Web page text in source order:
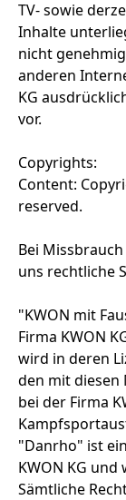
TV- sowie
Inhalte
nicht
anderen
KG
vor.
Copyrights:
Content:
reserved.
Bei
uns rechtliche
"KWON mit
Firma KWON
wird in deren
den mit diesen
bei der Firma
"Danrho" ist
KWON KG
Sämtliche